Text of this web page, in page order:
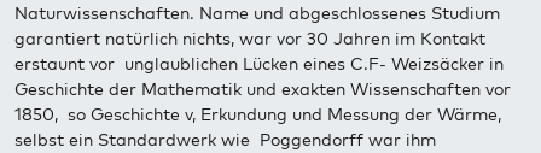
Naturwissenschaften. Name und abgeschlossenes Studium
garantiert natürlich nichts, war vor 30 Jahren im Kontakt
erstaunt vor unglaublichen Lücken eines C.F- Weizsäcker in
Geschichte der Mathematik und exakten Wissenschaften vor
1850, so Geschichte v, Erkundung und Messung der Wärme,
selbst ein Standardwerk wie Poggendorff war ihm